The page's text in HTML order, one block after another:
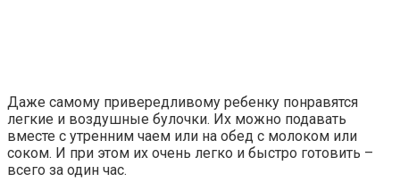
Даже самому привередливому ребенку понравятся
легкие и воздушные булочки. Их можно подавать
вместе с утренним чаем или на обед с молоком или
соком. И при этом их очень легко и быстро готовить –
всего за один час.